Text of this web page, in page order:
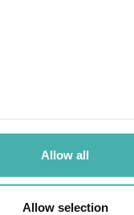
Allow all
Allow selection